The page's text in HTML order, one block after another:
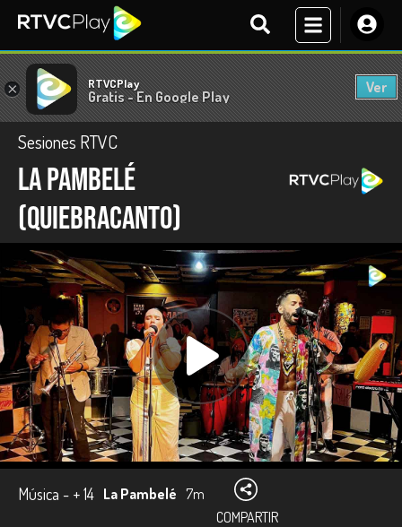
× RTVCPlay
Gratis - En Google Play
Ver
Sesiones RTVC
La Pambelé
(Quiebracanto)
Música - + 14 La Pambelé 7m
COMPARTIR